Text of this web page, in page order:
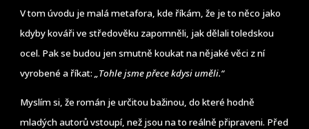
V tom úvodu je malá metafora, kde říkám, že je to něco jako
kdyby kováři ve středověku zapomněli, jak dělali toledskou
ocel. Pak se budou jen smutně koukat na nějaké věci z ní
vyrobené a říkat:„Tohle jsme přece kdysi uměli.“
Myslím si, že román je určitou bažinou, do které hodně
mladých autorů vstoupí, než jsou na to reálně připraveni. Před